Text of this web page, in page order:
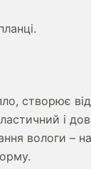
створює
і
вологи –